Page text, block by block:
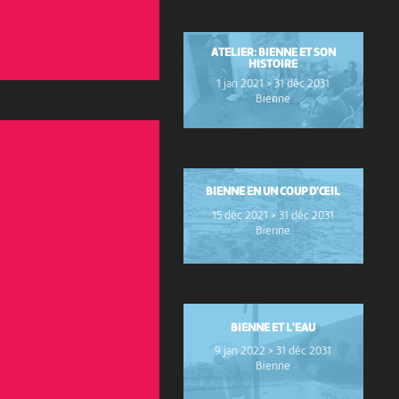
ATELIER: BIENNE ET SON
HISTOIRE
1 jan 2021 > 31 déc 2031
Bienne
BIENNE EN UN COUP D'ŒIL
15 déc 2021 > 31 déc 2031
Bienne
BIENNE ET L'EAU
9 jan 2022 > 31 déc 2031
Bienne